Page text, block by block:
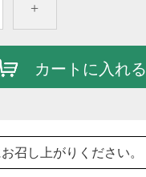
+
カートに入れる
召し上がりください。